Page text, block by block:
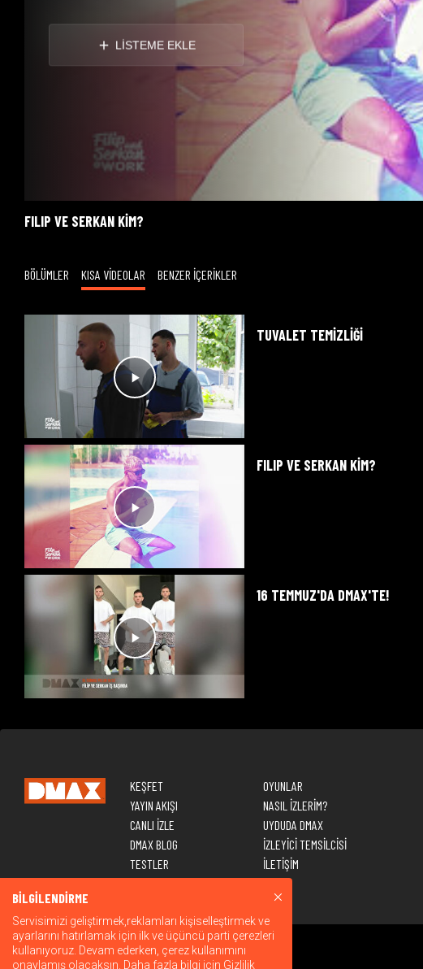
LİSTEME EKLE
FILIP VE SERKAN KİM?
BÖLÜMLER KISA VİDEOLAR BENZER İÇERİKLER
TUVALET TEMIZLIĞI
FILIP VE SERKAN KİM?
16 TEMMUZ'DA DMAX'TE!
KEŞFET
YAYIN AKIŞI
CANLI İZLE
DMAX BLOG
TESTLER
OYUNLAR
NASIL İZLERİM?
UYDUDA DMAX
İZLEYİCİ TEMSİLCİSİ
İLETİŞİM
BİLGİLENDİRME
Servisimizi geliştirmek,reklamları kişiselleştirmek ve
ayarlarını hatırlamak için ilk ve üçüncü parti çerezleri
kullanıyoruz. Devam ederken, çerez kullanımını
onaylamış olacaksın. Daha fazla bilgi için Gizlilik